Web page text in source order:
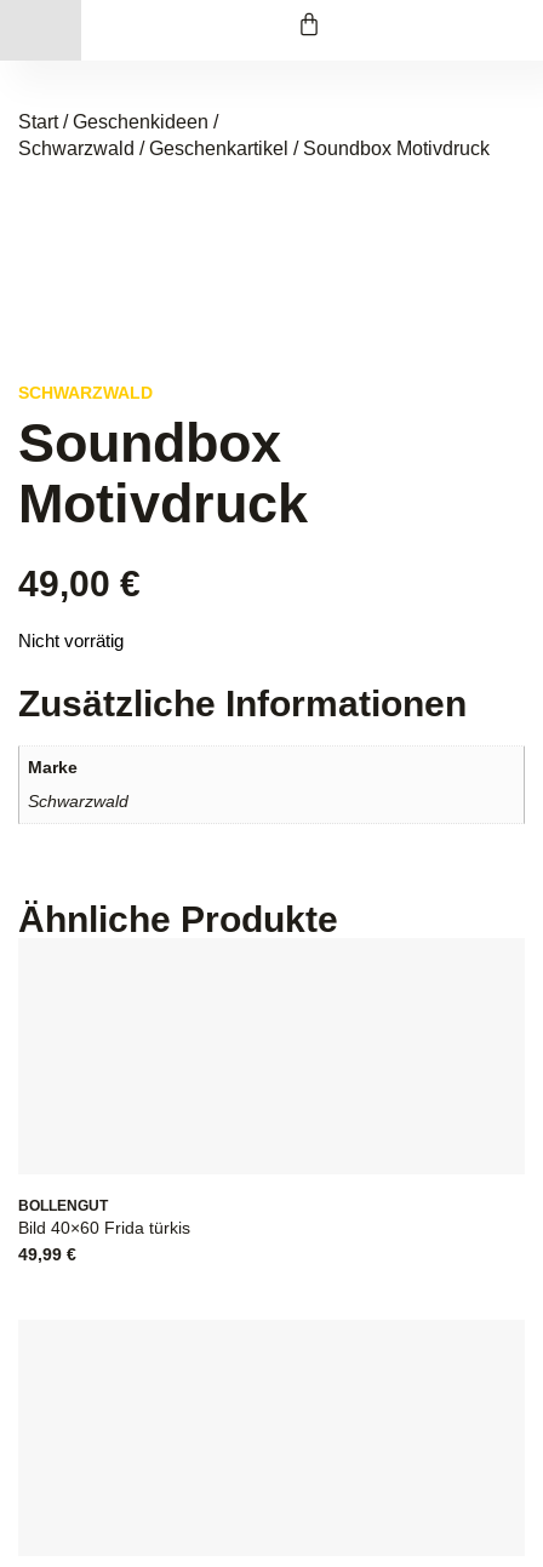
Start/Geschenkideen /
Schwarzwald /Geschenkartikel / Soundbox Motivdruck
SCHWARZWALD
Soundbox
Motivdruck
49,00 €
Nicht vorrätig
Zusätzliche Informationen
Marke
Schwarzwald
Ähnliche Produkte
BOLLENGUT
Bild 40×60 Frida türkis
49,99 €